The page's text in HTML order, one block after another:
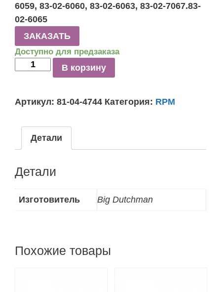
6059, 83-02-6060, 83-02-6063, 83-02-7067.83-
02-6065
ЗАКАЗАТЬ
Доступно для предзаказа
Количество
04-
Кормовой
контейнер
(Загрузочный
550л)
В корзину
Артикул: 81-04-4744 Категория: RPM
Детали
Детали
Изготовитель Big Dutchman
Похожие товары